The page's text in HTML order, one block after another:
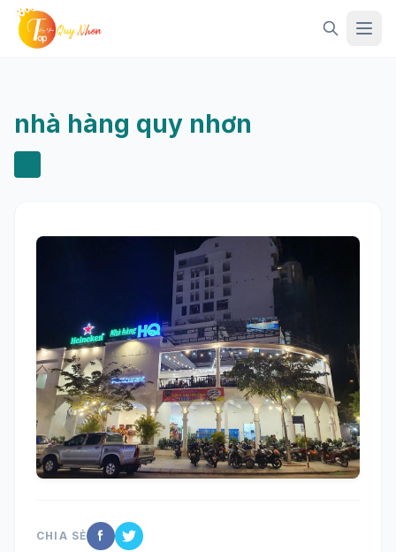
Mở
nhà hàng quy nhơn
CHIA SẺ